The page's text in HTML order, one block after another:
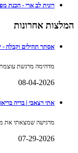
רונית לב ארי - הכנת
המלצות אחרונות
אסתר תהילים וקבלה -
מדהימה מרגשת
08-04-2026
אתי רצאבי | בריה
מרגישה שמצאתי את
07-29-2026